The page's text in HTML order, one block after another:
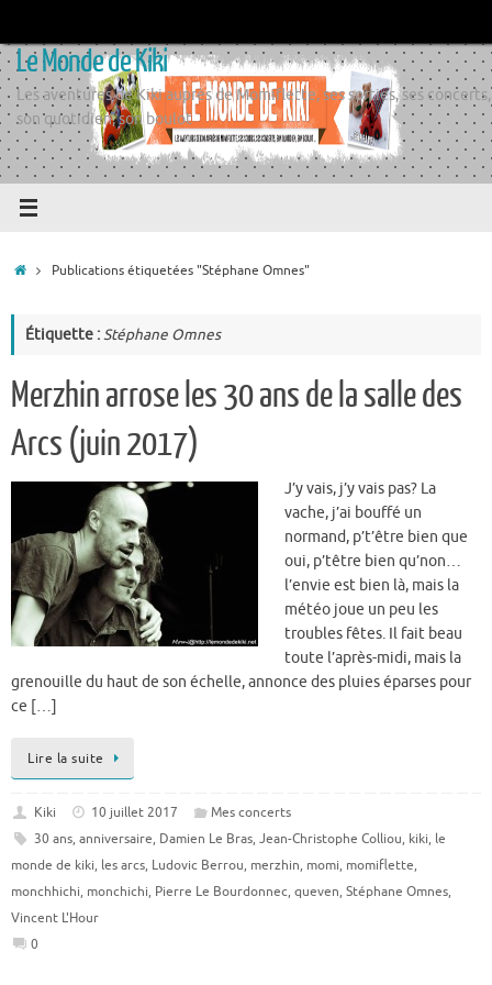
contenu
Le Monde de Kiki
Les aventures de Kiki auprès de Momiflette, ses sorties, ses concerts,
son quotidien, son boulot
AccueilPublications étiquetées "Stéphane Omnes"
Étiquette :Stéphane Omnes
Merzhin arrose les 30 ans de la salle des
Arcs (juin 2017)
J’y vais, j’y vais pas? La
vache, j’ai bouffé un
normand, p’t’être bien que
oui, p’têtre bien qu’non…
l’envie est bien là, mais la
météo joue un peu les
troubles fêtes. Il fait beau
toute l’après-midi, mais la
grenouille du haut de son échelle, annonce des pluies éparses pour
ce […]
Lire la suite
Kiki 10 juillet 2017
Mes concerts
30 ans, anniversaire, Damien Le Bras, Jean-Christophe Colliou, kiki, le
monde de kiki, les arcs, Ludovic Berrou, merzhin, momi, momiflette,
monchhichi, monchichi, Pierre Le Bourdonnec, queven, Stéphane Omnes,
Vincent L'Hour
0